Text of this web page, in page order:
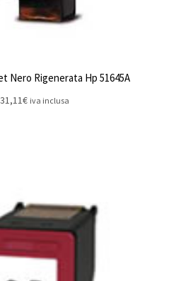
Nero Rigenerata Hp 51645A
31,11€ iva inclusa